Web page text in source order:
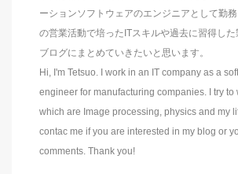
ーションソフトウェアのエンジニアとして勤
の営業活動で培ったITスキルや過去に習得し
ブログにまとめていきたいと思います。
Hi, I'm Tetsuo. I work in an IT company as a
engineer for manufacturing companies. I try to
which are Image processing, physics and my
contac me if you are interested in my blog or
comments. Thank you!